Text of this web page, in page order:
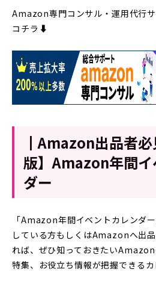
Amazon専門コンサル・運用代行
コチラ⬇︎
┃Amazon出品者
版】Amazon年間
ダー
「Amazon年間イベントカレンダ
している方もしくはAmazonへ出
れば、ぜひ知っておきたい
特集、お役立ち情報が把握できるカ